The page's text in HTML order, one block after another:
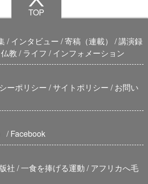
TOP
インタビュー 寄稿（連載）
講演録
仏教 ライフ
インフォメーション
ーポリシー サイトポリシー
お問い
Facebook
社 一食を捧げる運動
アフリカへ毛